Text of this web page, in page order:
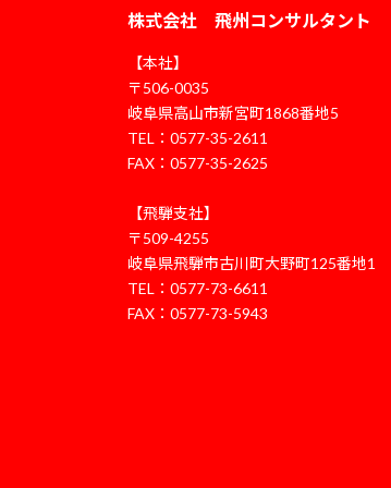
株式会社 飛州コンサルタント
【本社】
〒506-0035
岐阜県高山市新宮町1868番地5
TEL：0577-35-2611
FAX：0577-35-2625
【飛騨支社】
〒509-4255
岐阜県飛騨市古川町大野町125番地1
TEL：0577-73-6611
FAX：0577-73-5943